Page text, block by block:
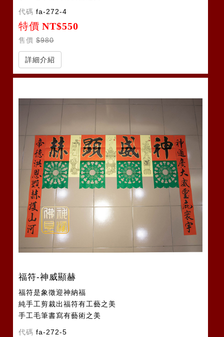
代碼 fa-272-4
特價 NT$550
售價 $980
詳細介紹
福符-神威顯赫
福符是象徵迎神納福
純手工剪裁出福符有工藝之美
手工毛筆書寫有藝術之美
代碼 fa-272-5